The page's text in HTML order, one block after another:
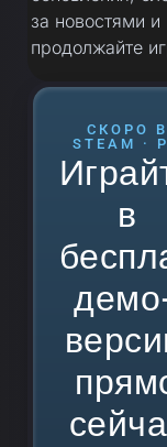
за новостями и
продолжайте
СКОРО В
STEAM ·
в